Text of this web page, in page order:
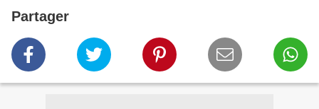
Partager